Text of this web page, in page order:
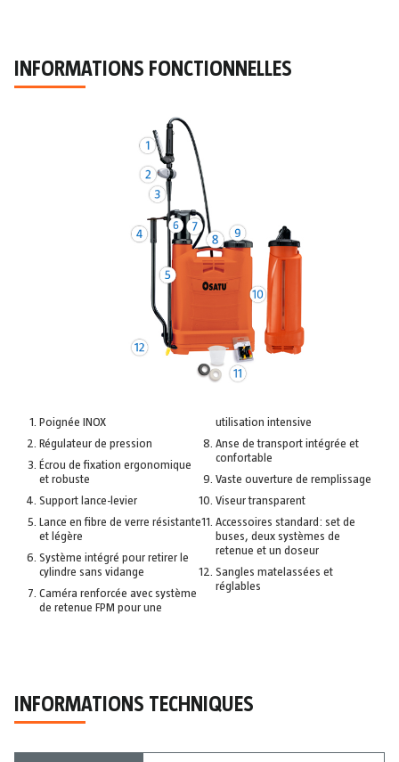
INFORMATIONS FONCTIONNELLES
Poignée INOX
Régulateur de pression
Écrou de fixation ergonomique
et robuste
Support lance-levier
Lance en fibre de verre résistante
et légère
Système intégré pour retirer le
cylindre sans vidange
Caméra renforcée avec système
de retenue FPM pour une
utilisation intensive
Anse de transport intégrée et
confortable
Vaste ouverture de remplissage
Viseur transparent
Accessoires standard: set de
buses, deux systèmes de
retenue et un doseur
Sangles matelassées et
réglables
INFORMATIONS TECHNIQUES